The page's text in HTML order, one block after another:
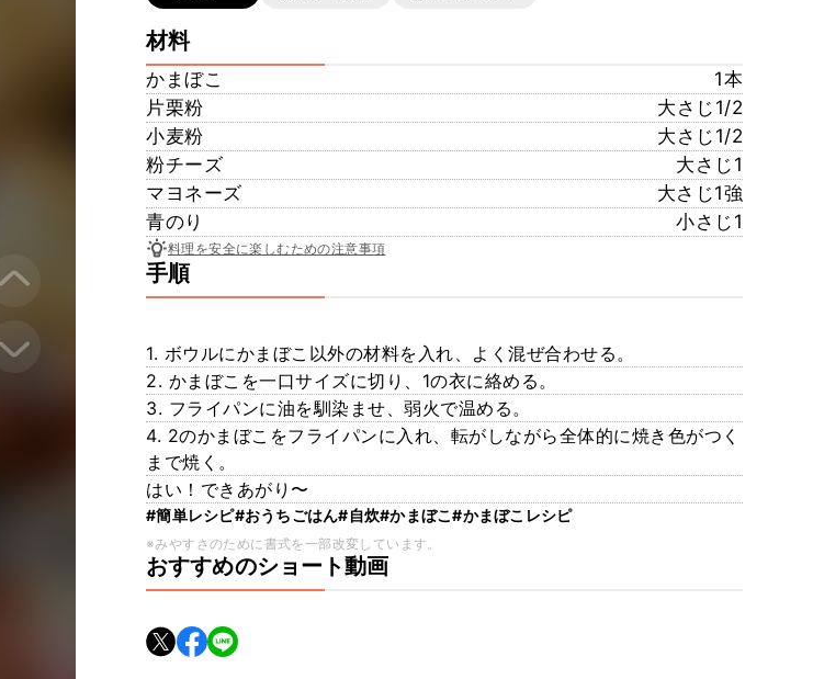
材料
かまぼこ
1本
片栗粉
大さじ1/2
小麦粉
大さじ1/2
粉チーズ
大さじ1
マヨネーズ
大さじ1強
青のり
小さじ1
料理を安全に楽しむための注意事項
手順
1. ボウルにかまぼこ以外の材料を入れ、よく混ぜ合わせる。
2. かまぼこを一口サイズに切り、1の衣に絡める。
3. フライパンに油を馴染ませ、弱火で温める。
4. 2のかまぼこをフライパンに入れ、転がしながら全体的に焼き色がつく
まで焼く。
はい！できあがり〜
#簡単レシピ#おうちごはん#自炊#かまぼこ#かまぼこレシピ
※みやすさのために書式を一部改変しています。
おすすめのショート動画